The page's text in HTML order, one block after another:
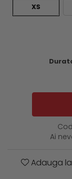
XS
Ai
Adauga